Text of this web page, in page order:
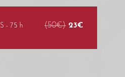
- 75 h (50€) 23€